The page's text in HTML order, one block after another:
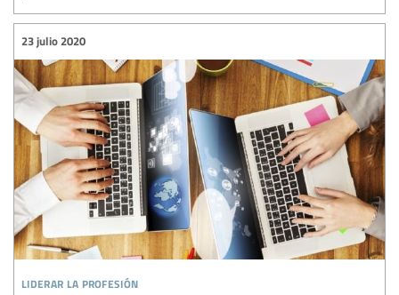
liderar la profesión
23 julio 2020